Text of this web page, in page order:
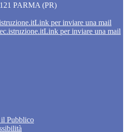
PARMA (PR)
Link per inviare una mail
Link per inviare una mail
Pubblico